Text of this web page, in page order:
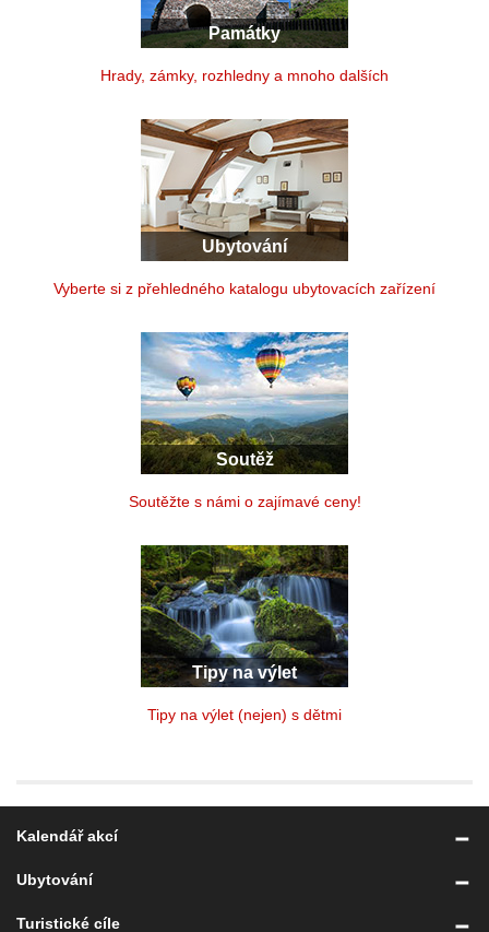
Památky
Hrady, zámky, rozhledny a mnoho dalších
Ubytování
Vyberte si z přehledného katalogu ubytovacích zařízení
Soutěž
Soutěžte s námi o zajímavé ceny!
Tipy na výlet
Tipy na výlet (nejen) s dětmi
Kalendář akcí
Ubytování
Turistické cíle